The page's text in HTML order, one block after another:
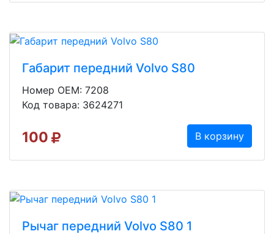
Габарит передний Volvo S80
Номер OEM: 7208
Код товара: 3624271
100 В корзину
Рычаг передний Volvo S80 1